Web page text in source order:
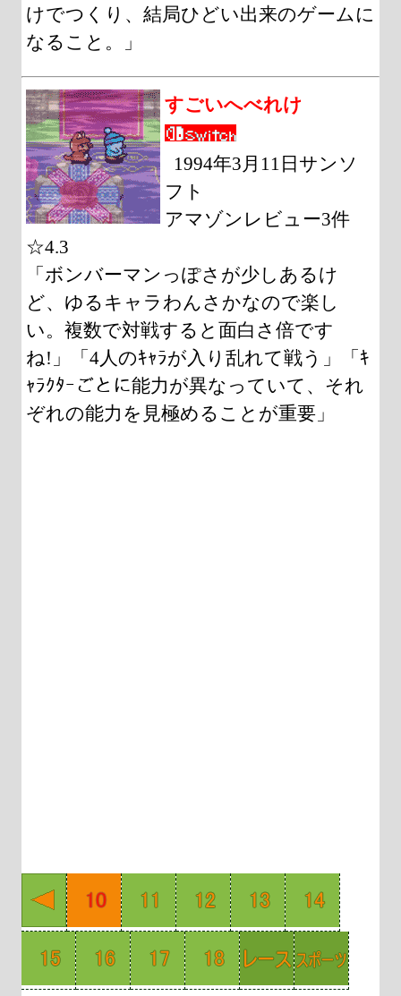
けでつくり、結局ひどい出来のゲームに
なること。」
すごいへべれけ
1994年3月11日サンソ
フト
アマゾンレビュー3件
☆4.3
「ボンバーマンっぽさが少しあるけ
ど、ゆるキャラわんさかなので楽し
い。複数で対戦すると面白さ倍です
ね!」「4人のｷｬﾗが入り乱れて戦う」「ｷ
ｬﾗｸﾀｰごとに能力が異なっていて、それ
ぞれの能力を見極めることが重要」